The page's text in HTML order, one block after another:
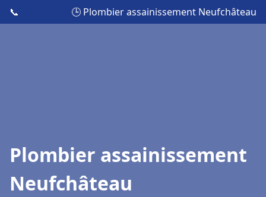
📞 🕒 Plombier assainissement Neufchâteau
Plombier assainissement
Neufchâteau